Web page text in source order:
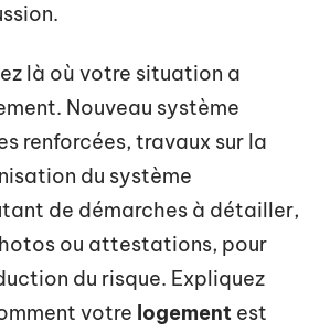
là où votre situation a
Nouveau système
renforcées, travaux sur la
du système
de démarches à détailler,
ou attestations, pour
du risque. Expliquez
votre logement est